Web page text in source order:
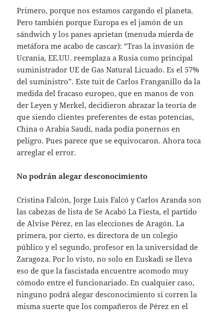
Primero, porque nos estamos cargando el planeta.
Pero también porque Europa es el jamón de un
sándwich y los panes aprietan (menuda mierda de
metáfora me acabo de cascar): “Tras la invasión de
Ucrania, EE.UU. reemplaza a Rusia como principal
suministrador UE de Gas Natural Licuado. Es el 57%
del suministro”. Este tuit de Carlos Franganillo da la
medida del fracaso europeo, que en manos de von
der Leyen y Merkel, decidieron abrazar la teoría de
que siendo clientes preferentes de estas potencias,
China o Arabia Saudí, nada podía ponernos en
peligro. Pues parece que se equivocaron. Ahora toca
arreglar el error.
No podrán alegar desconocimiento
Cristina Falcón, Jorge Luis Falcó y Carlos Aranda son
las cabezas de lista de Se Acabó La Fiesta, el partido
de Alvise Pérez, en las elecciones de Aragón. La
primera, por cierto, es directora de un colegio
público y el segundo, profesor en la universidad de
Zaragoza. Por lo visto, no solo en Euskadi se lleva
eso de que la fascistada encuentre acomodo muy
cómodo entre el funcionariado. En cualquier caso,
ninguno podrá alegar desconocimiento si corren la
misma suerte que los compañeros de Pérez en el